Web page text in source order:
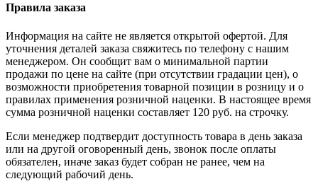
Правила заказа
Информация на сайте не является открытой офертой. Для
уточнения деталей заказа свяжитесь по телефону с нашим
менеджером. Он сообщит вам о минимальной партии
продажи по цене на сайте (при отсутствии градации цен), о
возможности приобретения товарной позиции в розницу и о
правилах применения розничной наценки. В настоящее время
сумма розничной наценки составляет 120 руб. на строчку.
Если менеджер подтвердит доступность товара в день заказа
или на другой оговоренный день, звонок после оплаты
обязателен, иначе заказ будет собран не ранее, чем на
следующий рабочий день.